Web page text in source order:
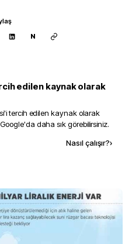
N
edilen kaynak olarak
'i tercih edilen kaynak olarak
daha sık görebilirsiniz.
Nasıl çalışır?›